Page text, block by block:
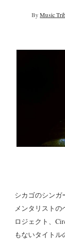
By Music
シカゴのシンガ
メンタリスト
ロジェクト、
もないタイトル